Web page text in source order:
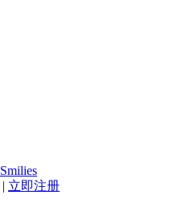
Smilies
| 立即注册